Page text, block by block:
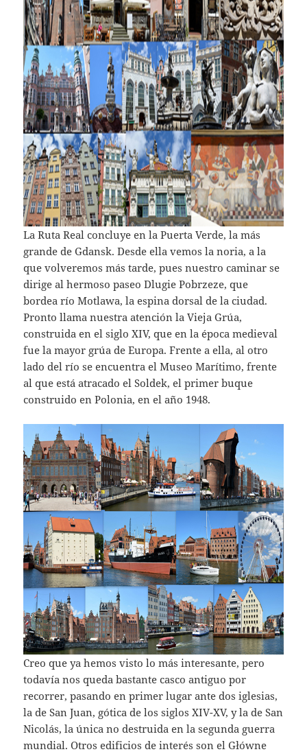
La Ruta Real concluye en la Puerta Verde, la más
grande de Gdansk. Desde ella vemos la noria, a la
que volveremos más tarde, pues nuestro caminar se
dirige al hermoso paseo Dlugie Pobrzeze, que
bordea río Motlawa, la espina dorsal de la ciudad.
Pronto llama nuestra atención la Vieja Grúa,
construida en el siglo XIV, que en la época medieval
fue la mayor grúa de Europa. Frente a ella, al otro
lado del río se encuentra el Museo Marítimo, frente
al que está atracado el Soldek, el primer buque
construido en Polonia, en el año 1948.
Creo que ya hemos visto lo más interesante, pero
todavía nos queda bastante casco antiguo por
recorrer, pasando en primer lugar ante dos iglesias,
la de San Juan, gótica de los siglos XIV-XV, y la de San
Nicolás, la única no destruida en la segunda guerra
mundial. Otros edificios de interés son el Główne